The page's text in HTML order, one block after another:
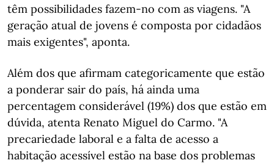
têm possibilidades fazem-no com as viagens. "A
geração atual de jovens é composta por cidadãos
mais exigentes", aponta.
Além dos que afirmam categoricamente que estão
a ponderar sair do país, há ainda uma
percentagem considerável (19%) dos que estão em
dúvida, atenta Renato Miguel do Carmo. "A
precariedade laboral e a falta de acesso a
habitação acessível estão na base dos problemas